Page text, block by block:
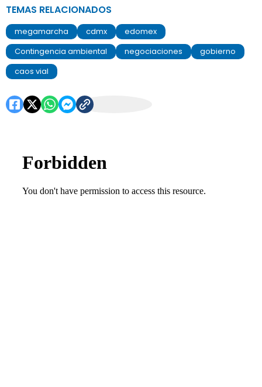
TEMAS RELACIONADOS
megamarcha cdmx
edomex
Contingencia ambiental
negociaciones
gobierno
caos vial